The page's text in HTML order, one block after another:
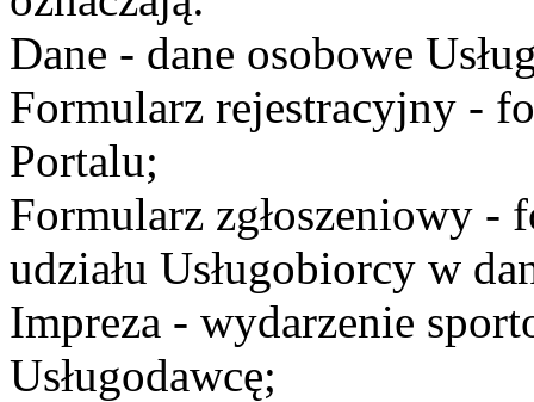
Dane - dane osobowe
Formularz rejestracyjny -
Portalu;
Formularz zgłoszeniowy -
udziału Usługobiorcy w
Impreza - wydarzenie
Usługodawcę;